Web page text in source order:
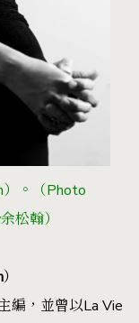
。（Photo
松翰）
編，並曾以La Vie